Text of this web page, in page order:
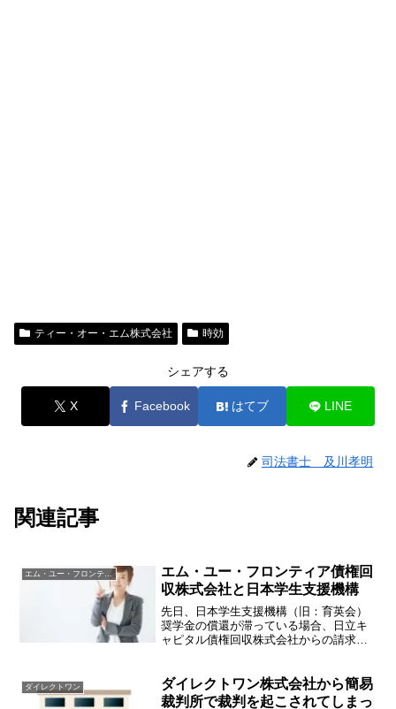
ティー・オー・エム株式会社 時効
シェアする
X Facebook はてブ LINE
司法書士 及川孝明
関連記事
エム・ユー・フロンティア債権回収
エム・ユー・フロンティア債権回
収株式会社と日本学生支援機構
先日、日本学生支援機構（旧：育英会）
奨学金の償還が滞っている場合、日立キ
ャピタル債権回収株式会社からの請求が
会社も奨学金の回収業務を受託してお
り、滞納している奨学金につ...
ダイレクトワン
ダイレクトワン株式会社から簡易
裁判所で裁判を起こされてしまっ